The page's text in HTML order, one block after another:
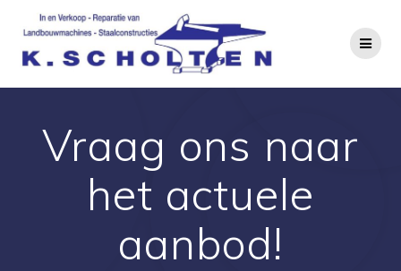
Vraag ons naar
het actuele
aanbod!